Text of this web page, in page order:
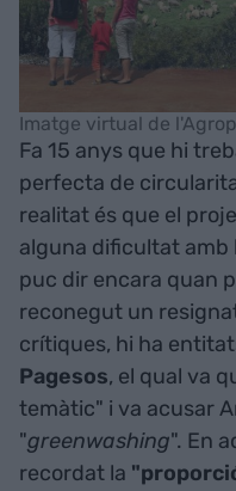
Imatge virtual de
Fa 15 anys que hi
perfecta de
realitat és que el
alguna dificultat
puc dir encara quan
reconegut un
crítiques, hi ha
Pagesos, el qual va
temàtic" i va acusar
"greenwashing". En
recordat la